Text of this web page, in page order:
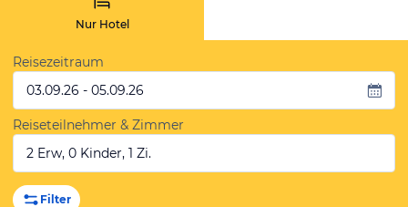
Nur Hotel
Reisezeitraum
03.09.26 - 05.09.26
Reiseteilnehmer & Zimmer
2 Erw, 0 Kinder, 1 Zi.
Filter